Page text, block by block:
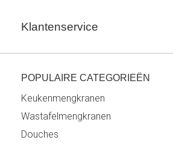
Klantenservice
POPULAIRE CATEGORIEËN
Keukenmengkranen
Wastafelmengkranen
Douches